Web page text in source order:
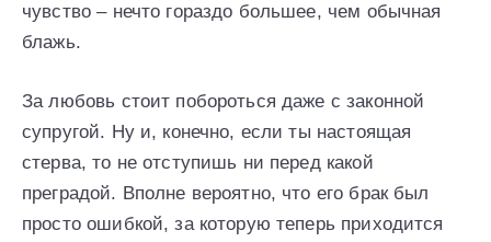
чувство – нечто гораздо большее, чем обычная
блажь.
За любовь стоит побороться даже с законной
супругой. Ну и, конечно, если ты настоящая
стерва, то не отступишь ни перед какой
преградой. Вполне вероятно, что его брак был
просто ошибкой, за которую теперь приходится